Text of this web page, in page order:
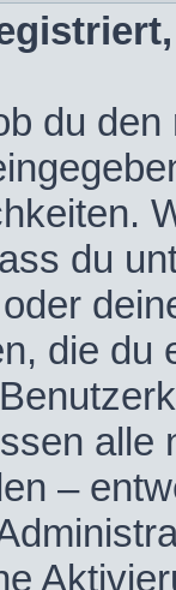
du
du
die du
alle
–